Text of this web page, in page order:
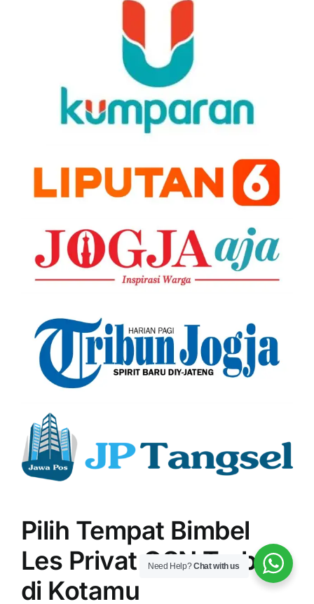
Pilih Tempat Bimbel
Les Privat OSN Terbaik
di Kotamu
Need Help?Chat with us